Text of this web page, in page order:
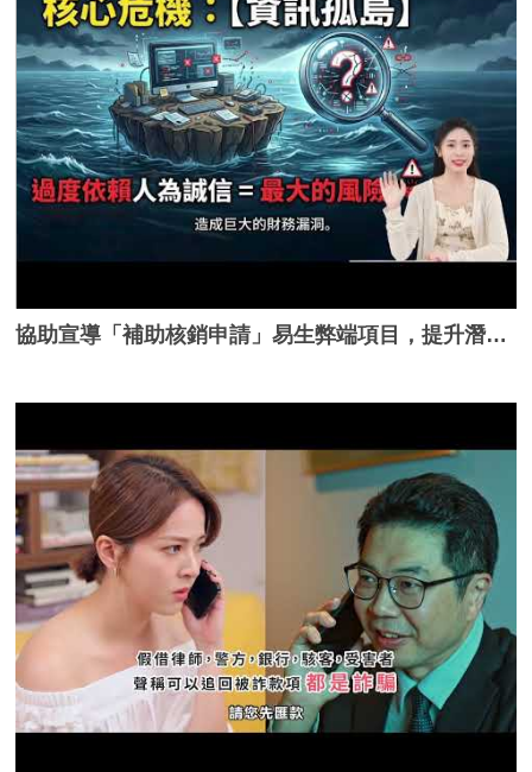
協助宣導「補助核銷申請」易生弊端項目，提升潛在風險之辨識能力與法紀觀念。